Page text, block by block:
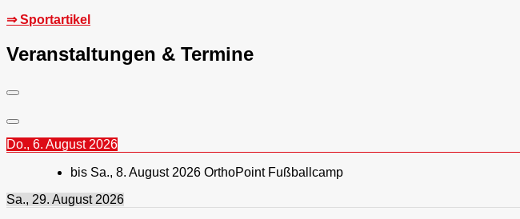
⇒ Sportartikel
Veranstaltungen & Termine
Do., 6. August 2026
bis Sa., 8. August 2026 OrthoPoint Fußballcamp
Sa., 29. August 2026